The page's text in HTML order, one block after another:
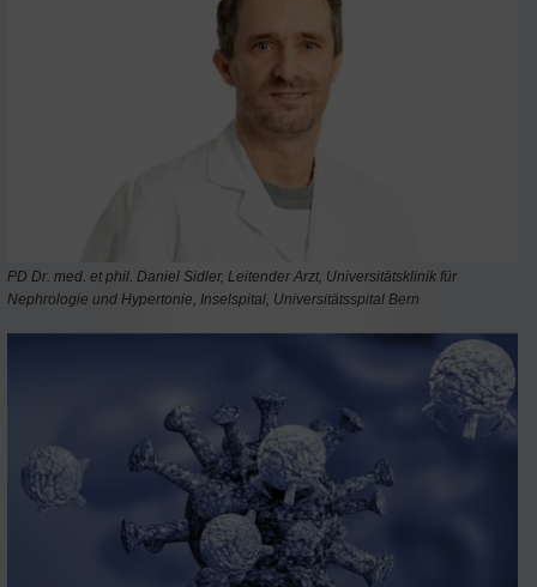
PD Dr. med. et phil. Daniel Sidler, Leitender Arzt, Universitätsklinik für
Nephrologie und Hypertonie, Inselspital, Universitätsspital Bern